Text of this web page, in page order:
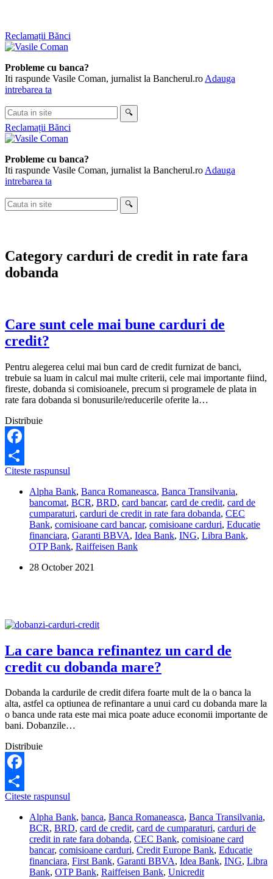
Skip
to
Reclamații Bănci
Probleme cu banca?
Iti raspunde Vasile Coman, jurnalist la Bancherul.ro Adauga
intrebarea ta
Cauta
in
site
🔍
Reclamații Bănci
Probleme cu banca?
Iti raspunde Vasile Coman, jurnalist la Bancherul.ro Adauga
intrebarea ta
Cauta
in
🔍
Category carduri de credit in rate fara
dobanda
Care sunt cele mai bune carduri de
credit?
Pentru alegerea celui mai bun card de credit furnizat de banci,
trebuie sa luam in calcul mai multe criterii, cele mai importante fiind,
fireste, dobanda si comisioanele, precum si programele de plata in
rate fara dobanda si bonusurile/reducerile oferite la…
Distribuie
Facebook
Share
Citeste raspunsul
cele
mai
bune
carduri
de
credit?
Alpha Bank, Banca Romaneasca, Banca Transilvania,
bancomat, BCR, BRD, card bancar, card de credit, card de
cumparaturi, carduri de credit in rate fara dobanda, CEC
Bank, comisioane card bancar, comisioane carduri, Educatie
financiara, Garanti BBVA, Idea Bank, ING, Libra Bank,
OTP Bank, Raiffeisen Bank
28 October 2021
La care banca refinantez un card de
credit cu dobanda mare?
Dobanda la cardurile de credit difera foarte mult de la o banca la
alta, astfel ca optiunea de refinantare a unui card cu dobanda mare la
o banca unde rata este mai mica poate aduce economii importante de
bani. Dobanzile…
Distribuie
Facebook
Share
Citeste raspunsul
banca
refinantez
un
card
de
credit
Alpha Bank, banca, Banca Romaneasca, Banca Transilvania,
BCR, BRD, card de credit, card de cumparaturi, carduri de
credit in rate fara dobanda, CEC Bank, comisioane card
bancar, comisioane carduri, Credit Europe Bank, Educatie
financiara, First Bank, Garanti BBVA, Idea Bank, ING, Libra
Bank, OTP Bank, Raiffeisen Bank, Unicredit